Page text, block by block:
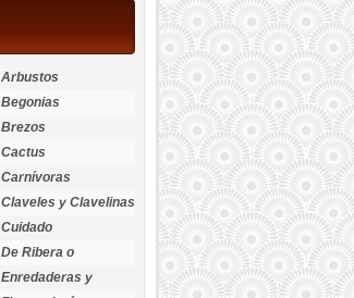
Arbustos
Begonias
Brezos
Cactus
Carnívoras
Claveles y Clavelinas
Cuidado
De Ribera o
Palustres
Enredaderas y